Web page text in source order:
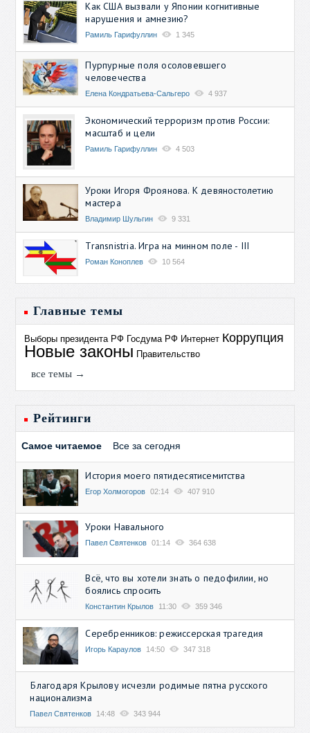
Как США вызвали у Японии когнитивные
нарушения и амнезию?
Рамиль Гарифуллин 1 345
Пурпурные поля осоловевшего
человечества
Елена Кондратьева-Сальгеро 4 937
Экономический терроризм против России:
масштаб и цели
Рамиль Гарифуллин 4 503
Уроки Игоря Фроянова. К девяностолетию
мастера
Владимир Шульгин 9 331
Transnistria. Игра на минном поле - III
Роман Коноплев 10 564
Главные темы
Выборы президента РФ Госдума РФ Интернет Коррупция
Новые законы Правительство
все темы →
Рейтинги
Самое читаемое Все за сегодня
История моего пятидесятисемитства
Егор Холмогоров 02:14 407 910
Уроки Навального
Павел Святенков 01:14 364 638
Всё, что вы хотели знать о педофилии, но
боялись спросить
Константин Крылов 11:30 359 346
Серебренников: режиссерская трагедия
Игорь Караулов 14:50 347 318
Благодаря Крылову исчезли родимые пятна русского
национализма
Павел Святенков 14:48 343 944